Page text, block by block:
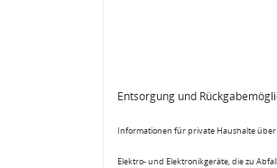
Entsorgung und
Informationen für private Haushalte
Elektro- und Elektronikgeräte, die zu